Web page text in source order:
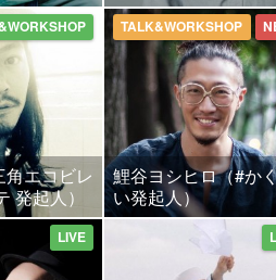
エコビレ
発起人）
鯉谷ヨシヒロ（#か
い発起人）
TALK&WORKSHOP
LIVE